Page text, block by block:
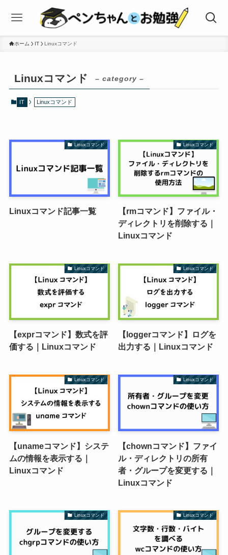
ホーム IT Linuxコマンド
Linuxコマンド – category –
IT Linuxコマンド
Linuxコマンド
Linuxコマンド記事一覧
Linuxコマンド
【rmコマンド】ファイル・
ディレクトリを削除する｜
Linuxコマンド
Linuxコマンド
【exprコマンド】数式を評
価する｜Linuxコマンド
Linuxコマンド
【loggerコマンド】ログを
出力する｜Linuxコマンド
Linuxコマンド
【unameコマンド】システ
ムの情報を表示する｜
Linuxコマンド
Linuxコマンド
【chownコマンド】ファイ
ル・ディレクトリの所有
者・グループを変更する｜
Linuxコマンド
Linuxコマンド Linuxコマンド